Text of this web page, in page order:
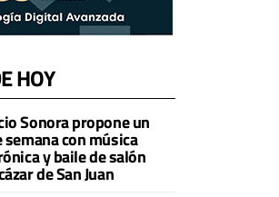
HOY
Sonora propone un
semana con música
y baile de salón
de San Juan